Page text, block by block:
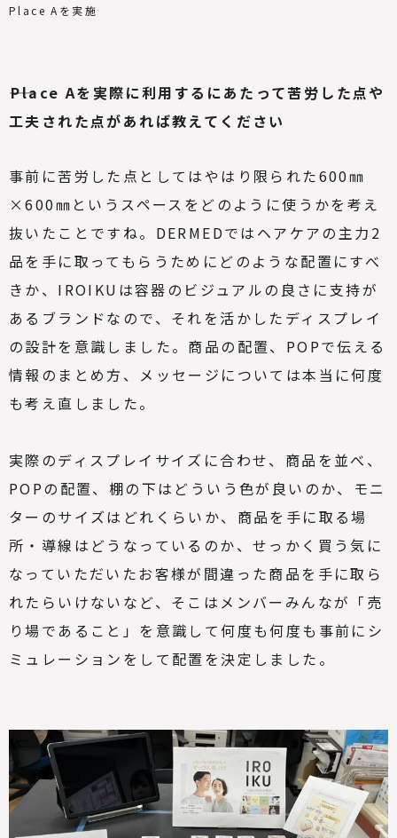
Place Aを実施
――Place Aを実際に利用するにあたって苦労した点や
工夫された点があれば教えてください
事前に苦労した点としてはやはり限られた600㎜
×600㎜というスペースをどのように使うかを考え
抜いたことですね。DERMEDではヘアケアの主力2
品を手に取ってもらうためにどのような配置にすべ
きか、IROIKUは容器のビジュアルの良さに支持が
あるブランドなので、それを活かしたディスプレイ
の設計を意識しました。商品の配置、POPで伝える
情報のまとめ方、メッセージについては本当に何度
も考え直しました。
実際のディスプレイサイズに合わせ、商品を並べ、
POPの配置、棚の下はどういう色が良いのか、モニ
ターのサイズはどれくらいか、商品を手に取る場
所・導線はどうなっているのか、せっかく買う気に
なっていただいたお客様が間違った商品を手に取ら
れたらいけないなど、そこはメンバーみんなが「売
り場であること」を意識して何度も何度も事前にシ
ミュレーションをして配置を決定しました。